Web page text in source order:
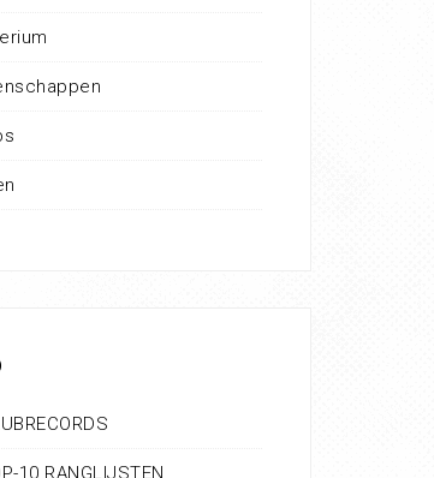
10 RANGLIJSTEN